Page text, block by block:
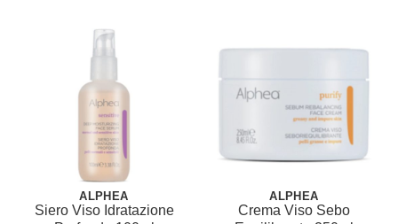
ALPHEA
Siero Viso Idratazione
ALPHEA
Crema Viso Sebo